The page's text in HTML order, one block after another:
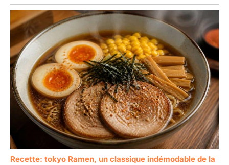
Recette: tokyo Ramen, un classique indémodable de la